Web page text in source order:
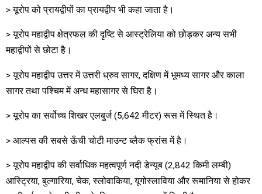
> यूरोप को प्रायद्वीपों का प्रायद्वीप भी कहा जाता है।
> यूरोप महाद्वीप क्षेत्रफल की दृष्टि से आस्ट्रेलिया को छोड़कर अन्य सभी
महाद्वीपों से छोटा है।
> यूरोप महाद्वीप उत्तर में उत्तरी ध्रुव सागर, दक्षिण में भूमध्य सागर और काला
सागर तथा पश्चिम में अन्ध महासागर से घिरा है।
> यूरोप का सर्वोच्च शिखर एलबुर्ज (5,642 मीटर) रूस में स्थित है।
> आल्पस की सबसे ऊँची चोटी माउन्ट ब्लैक फ्रांस में है।
> यूरोप महाद्वीप की सर्वाधिक महत्वपूर्ण नदी डेन्यूब (2,842 किमी लम्बी)
आस्ट्रिया, बुल्गारिया, चेक, स्लोवाकिया, यूगोस्लाविया और रूमानिया से होकर